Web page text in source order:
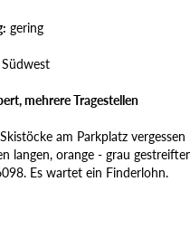
gering
Südwest
mehrere Tragestellen
am Parkplatz
langen, orange - grau
Es wartet ein Finderlohn.